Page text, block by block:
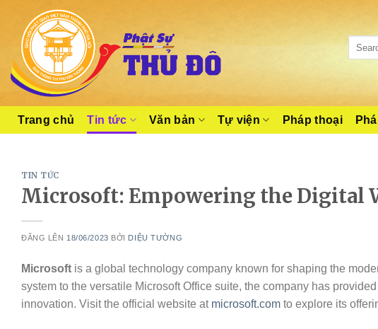
content
Trang chủ Tin tức Văn bản Tự viện Pháp thoại
TIN TỨC
Microsoft: Empowering the Digital
ĐĂNG LÊN 18/06/2023 BỞI DIỆU TƯỜNG
Microsoft is a global technology company known for shaping the
system to the versatile Microsoft Office suite, the company has
innovation. Visit the official website at microsoft.com to explore its